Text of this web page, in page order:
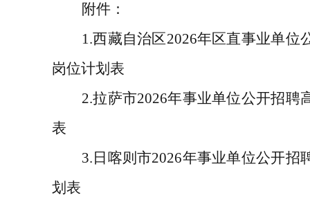
附件：
1.西藏自治区2026年区直事业单位
岗位计划表
2.拉萨市2026年事业单位公开招聘
表
3. 日喀则市2026年事业单位公开招
划表